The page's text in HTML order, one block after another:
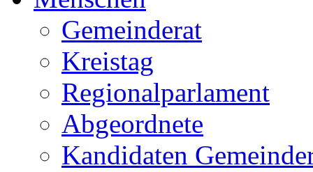
Gemeinderat
Kreistag
Regionalparlament
Abgeordnete
Kandidaten